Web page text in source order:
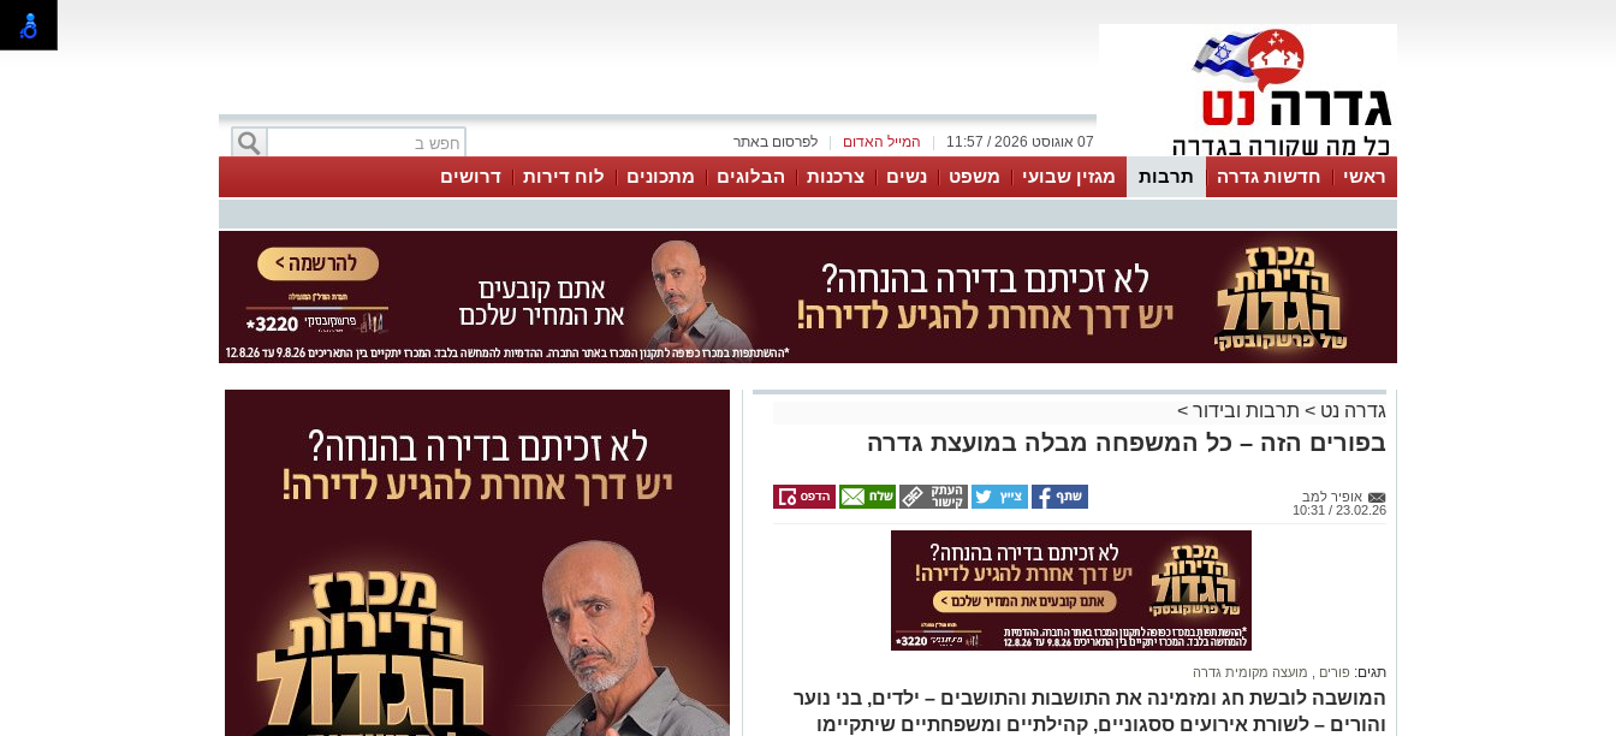
לפרסום באתר המייל האדום 07 אוגוסט 2026 / 11:57
ראשי חדשות גדרה תרבות מגזין שבועי משפט נשים צרכנות הבלוגים מתכונים לוח דירות דרושים
גדרה נט > תרבות ובידור >
בפורים הזה – כל המשפחה מבלה במועצת גדרה
אופיר למב
23.02.26 / 10:31
תגים: פורים מועצה מקומית גדרה
המושבה לובשת חג ומזמינה את התושבות והתושבים – ילדים, בני נוער
והורים – לשורת אירועים ססגוניים, קהילתיים ומשפחתיים שיתקיימו